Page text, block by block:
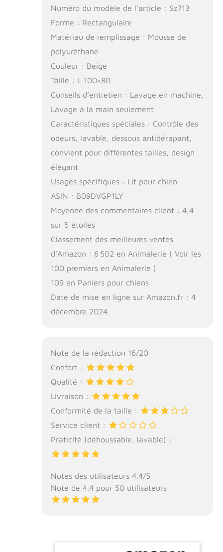
Numéro du modèle de l’article : Sz713
Forme : Rectangulaire
Matériau de remplissage : Mousse de
polyuréthane
Couleur : Beige
Taille : L 100×80
Conseils d’entretien : Lavage en machine,
Lavage à la main seulement
Caractéristiques spéciales : Contrôle des
odeurs, lavable, dessous antidérapant,
convient pour différentes tailles, design
élégant
Usages spécifiques : Lit pour chien
ASIN : B09DVGP1LY
Moyenne des commentaires client : 4,4
sur 5 étoiles
Classement des meilleures ventes
d’Amazon : 6 502 en Animalerie ( Voir les
100 premiers en Animalerie )
109 en Paniers pour chiens
Date de mise en ligne sur Amazon.fr : 4
décembre 2024
Note de la rédaction 16/20
Confort :
Qualité :
Livraison :
Conformité de la taille :
Service client :
Praticité (déhoussable, lavable) :
Notes des utilisateurs 4.4/5
Note de 4.4 pour 50 utilisateurs